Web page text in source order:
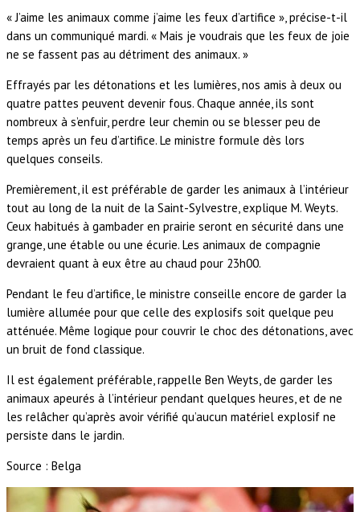
« J’aime les animaux comme j’aime les feux d’artifice », précise-t-il
dans un communiqué mardi. « Mais je voudrais que les feux de joie
ne se fassent pas au détriment des animaux. »
Effrayés par les détonations et les lumières, nos amis à deux ou
quatre pattes peuvent devenir fous. Chaque année, ils sont
nombreux à s’enfuir, perdre leur chemin ou se blesser peu de
temps après un feu d’artifice. Le ministre formule dès lors
quelques conseils.
Premièrement, il est préférable de garder les animaux à l’intérieur
tout au long de la nuit de la Saint-Sylvestre, explique M. Weyts.
Ceux habitués à gambader en prairie seront en sécurité dans une
grange, une étable ou une écurie. Les animaux de compagnie
devraient quant à eux être au chaud pour 23h00.
Pendant le feu d’artifice, le ministre conseille encore de garder la
lumière allumée pour que celle des explosifs soit quelque peu
atténuée. Même logique pour couvrir le choc des détonations, avec
un bruit de fond classique.
Il est également préférable, rappelle Ben Weyts, de garder les
animaux apeurés à l’intérieur pendant quelques heures, et de ne
les relâcher qu’après avoir vérifié qu’aucun matériel explosif ne
persiste dans le jardin.
Source : Belga